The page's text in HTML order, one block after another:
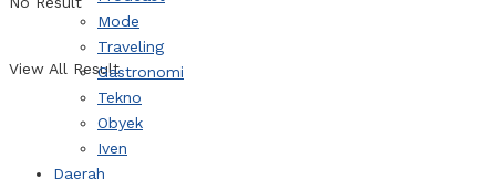
View All Result
Mode
Traveling
Gastronomi
Tekno
Obyek
Iven
Daerah